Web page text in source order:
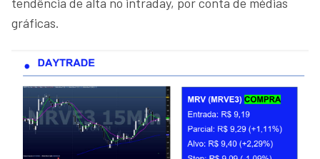
gráficas.